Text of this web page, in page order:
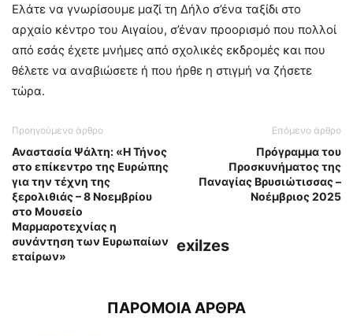
Ελάτε να γνωρίσουμε μαζί τη Δήλο σ’ένα ταξίδι στο
αρχαίο κέντρο του Αιγαίου, σ’έναν προορισμό που πολλοί
από εσάς έχετε μνήμες από σχολικές εκδρομές και που
θέλετε να αναβιώσετε ή που ήρθε η στιγμή να ζήσετε
τώρα.
Προηγούμενο άρθρο
Αναστασία Ψάλτη: «Η Τήνος
στο επίκεντρο της Ευρώπης
για την τέχνη της
ξερολιθιάς – 8 Νοεμβρίου
στο Μουσείο
Μαρμαροτεχνίας η
συνάντηση των Ευρωπαίων
εταίρων»
Επόμενο άρθρο
Πρόγραμμα του
Προσκυνήματος της
Παναγίας Βρυσιώτισσας –
Νοέμβριος 2025
exilzes
ΠΑΡΟΜΟΙΑ ΑΡΘΡΑ